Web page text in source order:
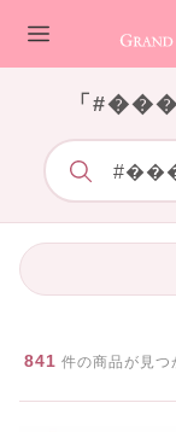
「
841 件の商品が見つ